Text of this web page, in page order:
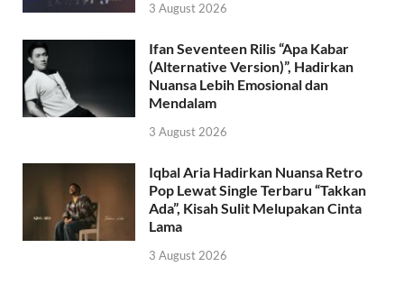
3 August 2026
Ifan Seventeen Rilis “Apa Kabar
(Alternative Version)”, Hadirkan
Nuansa Lebih Emosional dan
Mendalam
3 August 2026
Iqbal Aria Hadirkan Nuansa Retro
Pop Lewat Single Terbaru “Takkan
Ada”, Kisah Sulit Melupakan Cinta
Lama
3 August 2026